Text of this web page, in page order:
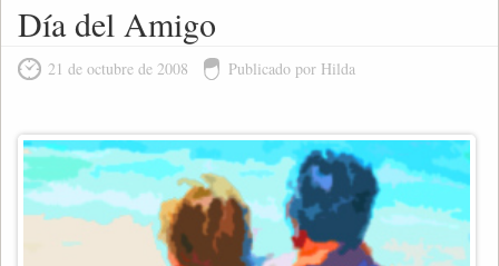
Día del Amigo
21 de octubre de 2008 Publicado por Hilda